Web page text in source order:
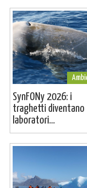
SynFONy 2026: i
traghetti diventano
laboratori...